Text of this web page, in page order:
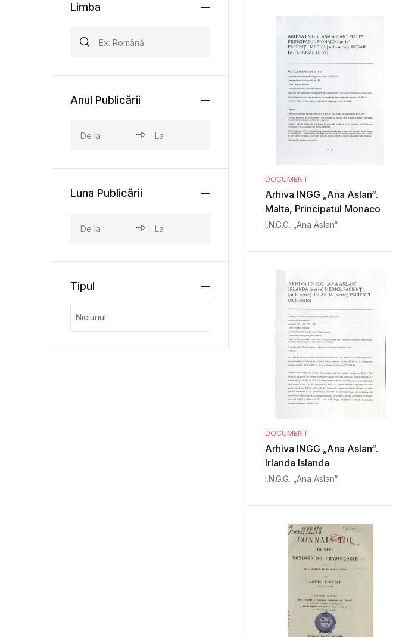
DOCUMENT
Arhiva INGG „Ana Aslan“.
Malta, Principatul Monaco
I.N.G.G. „Ana Aslan“
DOCUMENT
Arhiva INGG „Ana Aslan“.
Irlanda Islanda
I.N.G.G. „Ana Aslan“
Limba
Anul Publicării
Luna Publicării
Tipul